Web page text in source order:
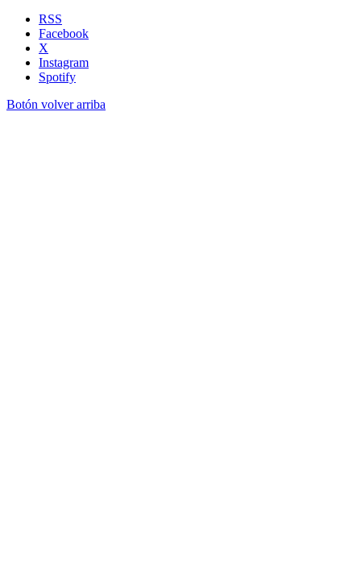
RSS
Facebook
X
Instagram
Spotify
Botón volver arriba